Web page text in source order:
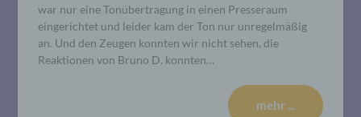
war nur eine Tonübertragung in einen Presseraum
eingerichtet und leider kam der Ton nur unregelmäßig
an. Und den Zeugen konnten wir nicht sehen, die
Reaktionen von Bruno D. konnten…
mehr ...